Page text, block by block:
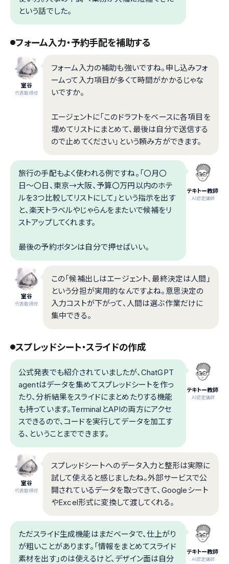
という話でした。
フォーム入力・予約手配を補助する
室谷
代表取締役
フォーム入力の補助も強いですね。申し込みフォ
ームって入力項目が多くて時間がかかるじゃな
いですか。
エージェントに「このドラフトをベースに各項目を
埋めてリストにまとめて、最後は自分で送信する
ので止めてください」という頼み方ができます。
テキトー教師
.AI認定講師
旅行の手配もよく使われる例ですね。「〇月〇
日〜〇日、東京→大阪、予算〇万円以内のホテ
ルを3つ比較してリストにして」という指示を出す
と、楽天トラベルやじゃらんをまたいで候補をリ
ストアップしてくれます。
最後の予約ボタンは自分で押せばいい。
室谷
代表取締役
この「候補出しはエージェント、最終決定は人間」
という分担が実用的なんですよね。意思決定の
入力コストが下がって、人間は選ぶ作業だけに
集中できる。
スプレッドシート・スライドの作成
テキトー教師
.AI認定講師
公式発表でも紹介されていましたが、ChatGPT
agentはデータを集めてスプレッドシートを作っ
たり、分析結果をスライドにまとめたりする機能
も持っています。TerminalとAPIの両方にアクセ
スできるので、コードを実行してデータを加工す
る、ということまでできます。
室谷
代表取締役
スプレッドシートへのデータ入力と整形は実際に
試して使えると感じましたね。外部サービスで公
開されているデータを取ってきて、Googleシート
やExcel形式に変換して渡してくれる。
テキトー教師
.AI認定講師
ただスライド生成機能はまだベータで、仕上がり
が粗いことがあります。「情報をまとめてスライド
素材を出す」のは使えるけど、デザイン面は自分